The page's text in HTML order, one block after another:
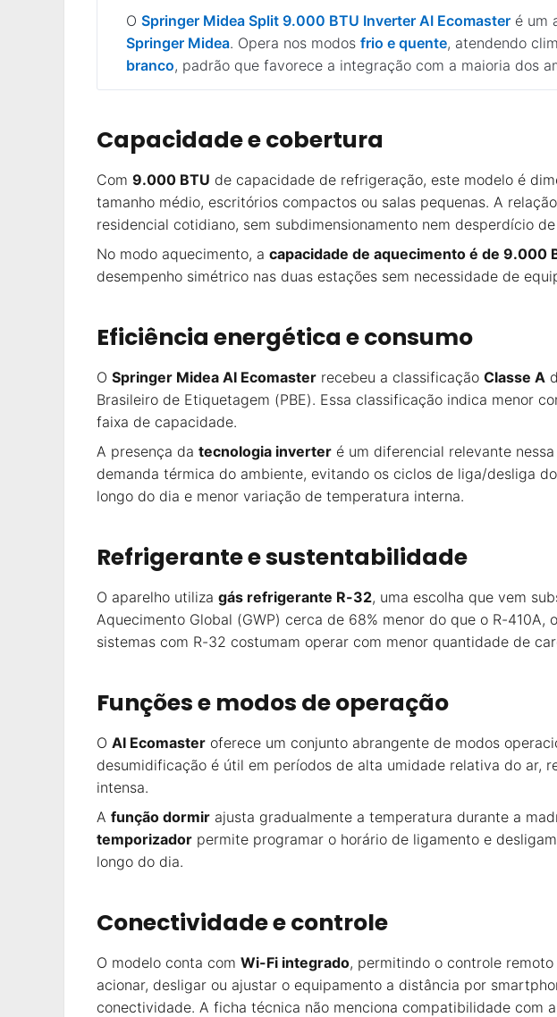
O Springer Midea Split 9.000 BTU Inverter AI Ecomaster é um
Springer Midea. Opera nos modos frio e quente, atendendo
branco, padrão que favorece a integração com a maioria dos
Capacidade e cobertura
Com 9.000 BTU de capacidade de refrigeração, este modelo é
tamanho médio, escritórios compactos ou salas pequenas. A
residencial cotidiano, sem subdimensionamento nem desperdício
No modo aquecimento, a capacidade de aquecimento é de 9.000
desempenho simétrico nas duas estações sem necessidade de
Eficiência energética e consumo
O Springer Midea AI Ecomaster recebeu a classificação Classe A
Brasileiro de Etiquetagem (PBE). Essa classificação indica menor
faixa de capacidade.
A presença da tecnologia inverter é um diferencial relevante
demanda térmica do ambiente, evitando os ciclos de liga/desliga
longo do dia e menor variação de temperatura interna.
Refrigerante e sustentabilidade
O aparelho utiliza gás refrigerante R-32, uma escolha que vem
Aquecimento Global (GWP) cerca de 68% menor do que o R-
sistemas com R-32 costumam operar com menor quantidade de
Funções e modos de operação
O AI Ecomaster oferece um conjunto abrangente de modos
desumidificação é útil em períodos de alta umidade relativa do ar,
intensa.
A função dormir ajusta gradualmente a temperatura durante a
temporizador permite programar o horário de ligamento e
longo do dia.
Conectividade e controle
O modelo conta com Wi-Fi integrado, permitindo o controle
acionar, desligar ou ajustar o equipamento a distância por
conectividade. A ficha técnica não menciona compatibilidade com